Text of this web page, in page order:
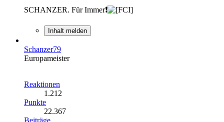
SCHANZER. Für Immer❗
Inhalt melden
Schanzer79
Europameister
Reaktionen
1.212
Punkte
22.367
Beiträge